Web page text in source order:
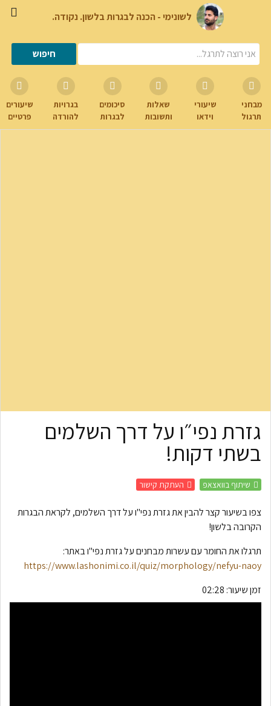
לשונימי - הכנה לבגרות בלשון. נקודה.
מבחני
תרגול
שיעורי
וידאו
שאלות
ותשובות
סיכומים
לבגרות
בגרויות
להורדה
שיעורים
פרטיים
גזרת נפי״ו על דרך השלמים
בשתי דקות!
שיתוף בוואצאפ העתקת קישור
צפו בשיעור קצר להבין את גזרת נפי"ו על דרך השלמים, לקראת הבגרות
הקרובה בלשון!
תרגלו את החומר עם עשרות מבחנים על גזרת נפי"ו באתר:
https://www.lashonimi.co.il/quiz/morphology/nefyu-naoy
זמן שיעור: 02:28